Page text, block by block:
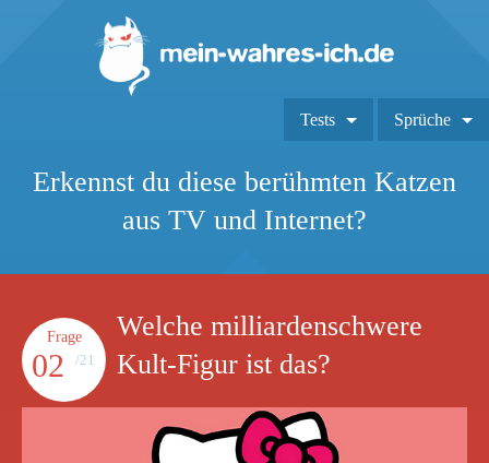
Tests Sprüche
Erkennst du diese berühmten Katzen
aus TV und Internet?
Frage
02 /21
Welche milliardenschwere
Kult-Figur ist das?